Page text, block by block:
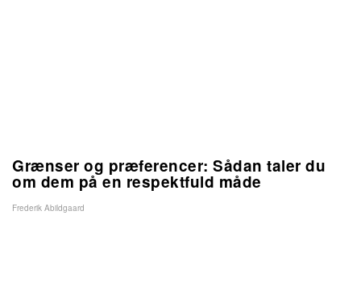
Grænser og præferencer: Sådan taler du
om dem på en respektfuld måde
Frederik Abildgaard